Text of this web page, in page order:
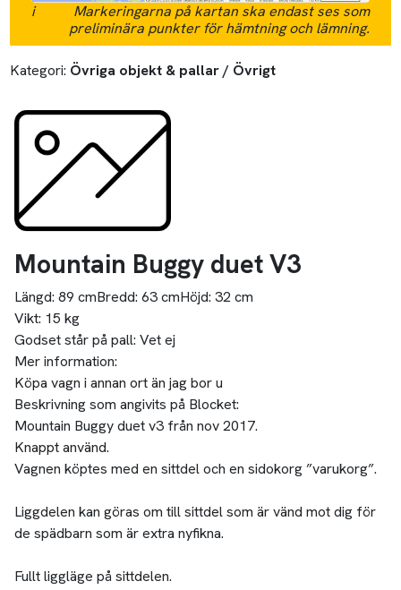
i
Markeringarna på kartan ska endast ses som
preliminära punkter för hämtning och lämning.
Kategori: Övriga objekt & pallar / Övrigt
Mountain Buggy duet V3
Längd: 89 cmBredd: 63 cmHöjd: 32 cm
Vikt: 15 kg
Godset står på pall: Vet ej
Mer information:
Köpa vagn i annan ort än jag bor u
Beskrivning som angivits på Blocket:
Mountain Buggy duet v3 från nov 2017.
Knappt använd.
Vagnen köptes med en sittdel och en sidokorg ”varukorg”.
Liggdelen kan göras om till sittdel som är vänd mot dig för
de spädbarn som är extra nyfikna.
Fullt liggläge på sittdelen.